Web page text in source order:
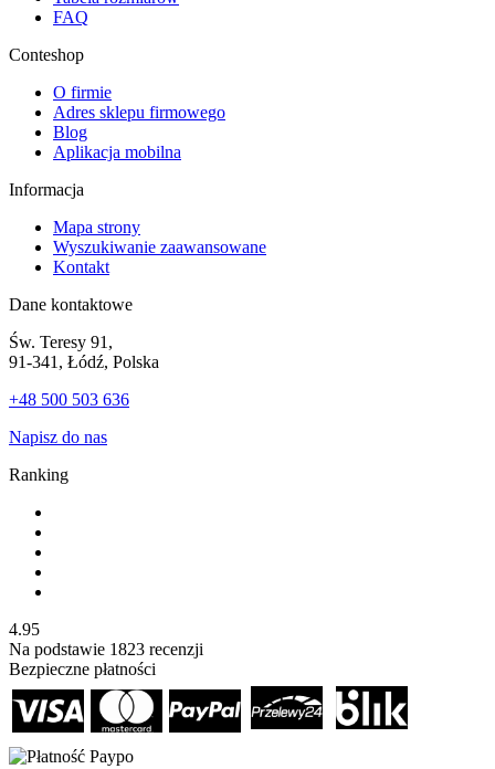
FAQ
Conteshop
O firmie
Adres sklepu firmowego
Blog
Aplikacja mobilna
Informacja
Mapa strony
Wyszukiwanie zaawansowane
Kontakt
Dane kontaktowe
Św. Teresy 91,
91-341, Łódź, Polska
+48 500 503 636
Napisz do nas
Ranking
4.95
Na podstawie 1823 recenzji
Bezpieczne płatności